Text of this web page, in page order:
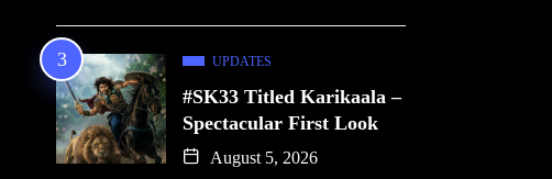
UPDATES
#SK33 Titled Karikaala –
Spectacular First Look
August 5, 2026